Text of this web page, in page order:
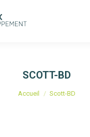
SCOTT-BD
Vous êtes ici :
Accueil Scott-BD